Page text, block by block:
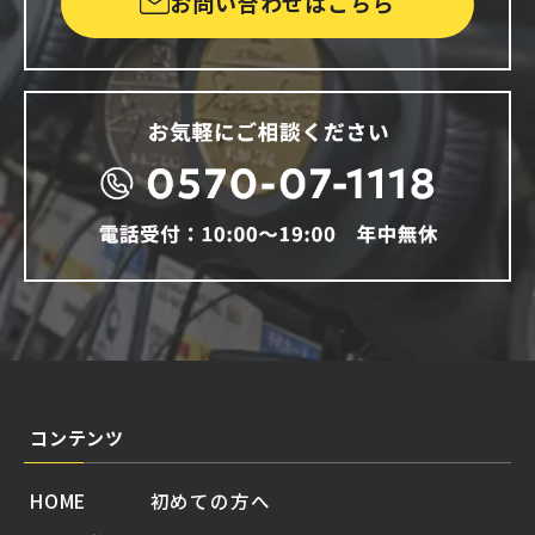
コンテンツ
HOME
初めての方へ